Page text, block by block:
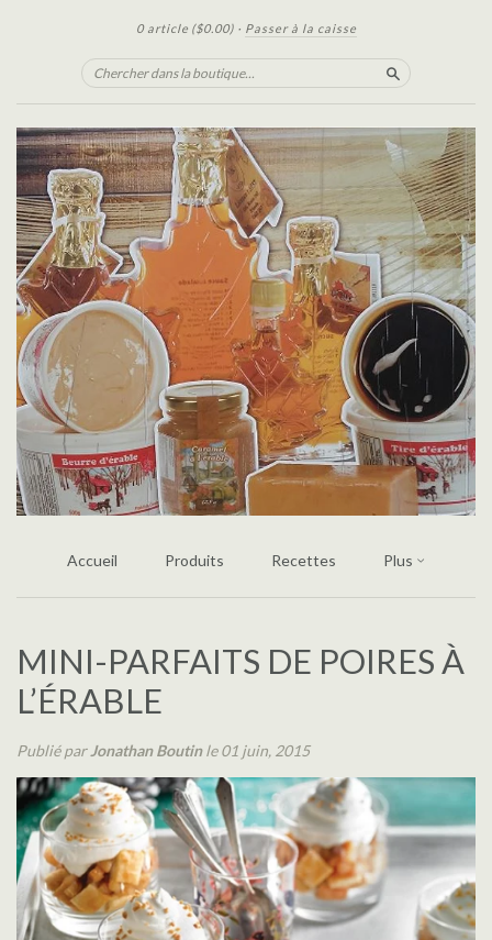
0 article ($0.00)· Passer à la caisse
Chercher
Accueil Produits Recettes Plus
MINI-PARFAITS DE POIRES À
L’ÉRABLE
Publié parJonathan Boutinle 01 juin, 2015